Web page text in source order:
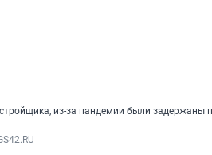
из-за пандемии были задержаны